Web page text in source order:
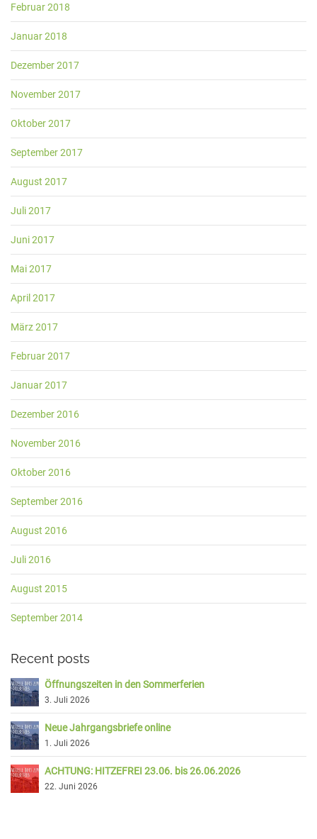
Februar 2018
Januar 2018
Dezember 2017
November 2017
Oktober 2017
September 2017
August 2017
Juli 2017
Juni 2017
Mai 2017
April 2017
März 2017
Februar 2017
Januar 2017
Dezember 2016
November 2016
Oktober 2016
September 2016
August 2016
Juli 2016
August 2015
September 2014
Recent posts
Öffnungszeiten in den Sommerferien
3. Juli 2026
Neue Jahrgangsbriefe online
1. Juli 2026
ACHTUNG: HITZEFREI 23.06. bis 26.06.2026
22. Juni 2026